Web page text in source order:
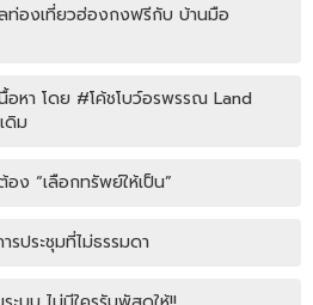
ท่องเที่ยวฮ่องกงฟรีกับ บ้านมือ
า โดย #โค้ชโบว์อรพรรณ Land
ดิม
ง “เลือกทรัพย์ให้เป็น”
รประชุมที่ไม่ธรรมดา